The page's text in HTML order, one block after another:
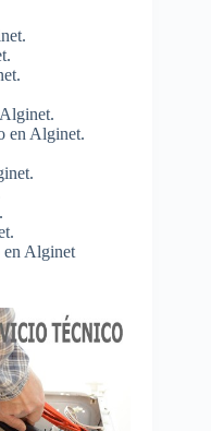
en Alginet.
en Alginet